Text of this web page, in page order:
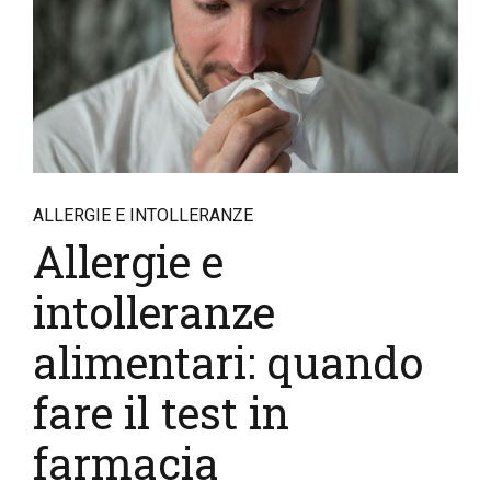
ALLERGIE E INTOLLERANZE
Allergie e
intolleranze
alimentari: quando
fare il test in
farmacia